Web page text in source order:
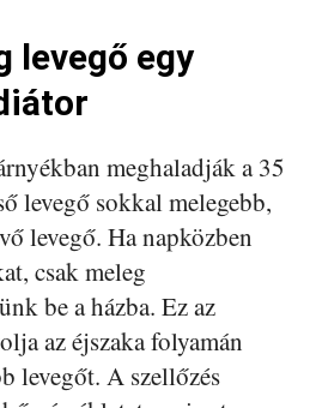
levegő egy
meghaladják a 35
levegő sokkal melegebb,
levegő. Ha napközben
csak meleg
be a házba. Ez az
az éjszaka folyamán
levegőt. A szellőzés